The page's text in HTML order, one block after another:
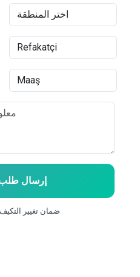
إرسال
ضمان تغيير التكيف لمدة